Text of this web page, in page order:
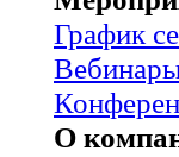
График
О